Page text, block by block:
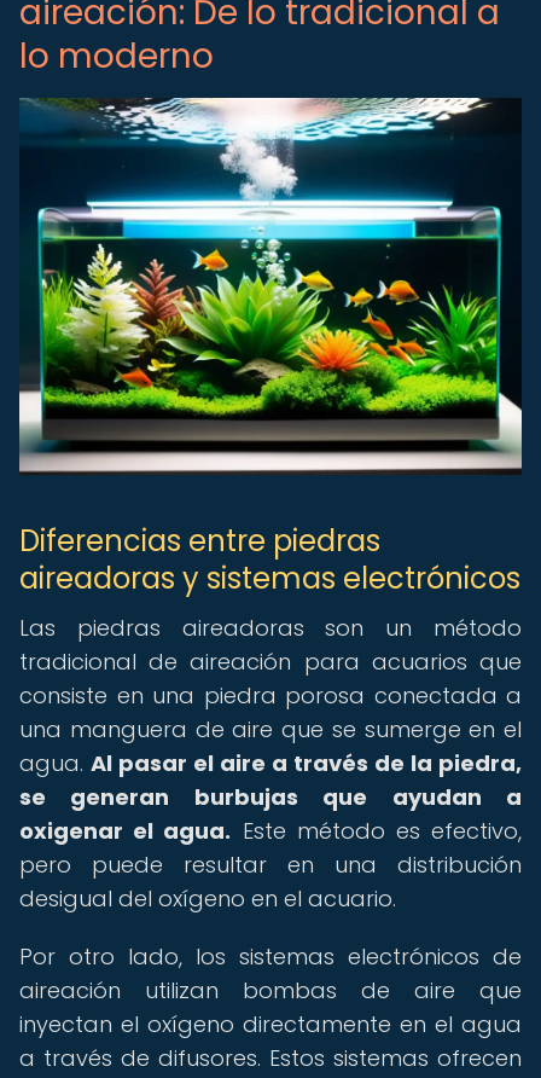
aireación: De lo tradicional a
lo moderno
Diferencias entre piedras
aireadoras y sistemas electrónicos
Las piedras aireadoras son un método
tradicional de aireación para acuarios que
consiste en una piedra porosa conectada a
una manguera de aire que se sumerge en el
agua. Al pasar el aire a través de la piedra,
se generan burbujas que ayudan a
oxigenar el agua. Este método es efectivo,
pero puede resultar en una distribución
desigual del oxígeno en el acuario.
Por otro lado, los sistemas electrónicos de
aireación utilizan bombas de aire que
inyectan el oxígeno directamente en el agua
a través de difusores. Estos sistemas ofrecen